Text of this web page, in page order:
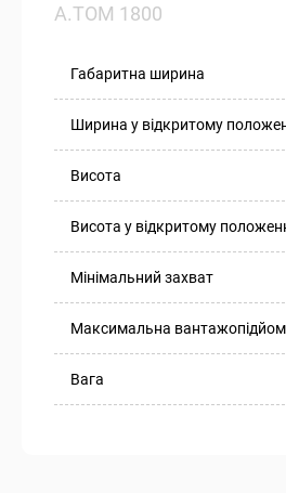
А.ТОМ 1800
Габаритна ширина
Ширина у відкритому
Висота
Висота у відкритому
Мінімальний захват
Максимальна
Вага